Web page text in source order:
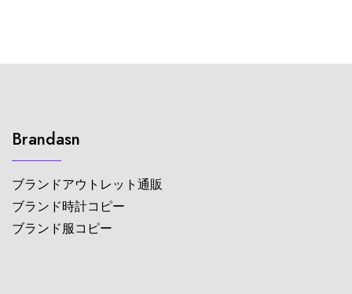
Brandasn
ブランドアウトレット通販
ブランド時計コピー
ブランド服コピー